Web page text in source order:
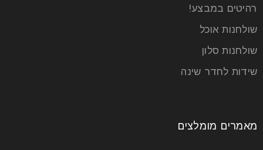
רהיטים במבצע!
שולחנות אוכל
שולחנות סלון
שידות לחדר שינה
מאמרים מומלצים